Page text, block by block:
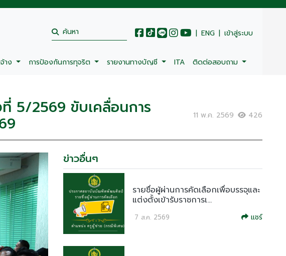
| ENG | เข้าสู่ระบบ
าง การป้องกันการทุจริต รายงานทางบัญชี ITA ติดต่อสอบถาม
5/2569 ขับเคลื่อนการ 11 พ.ค. 2569 426
ข่าวอื่นๆ
รายชื่อผู้ผ่านการคัดเลือกเพื่อบรรจุและ
แต่งตั้งเข้ารับราชการเ...
7 ส.ค. 2569 แชร์